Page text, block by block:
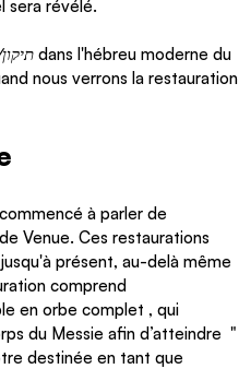
sera révélé.
/תיקון dans l'hébreu moderne du
nous verrons la restauration
à parler de
Venue. Ces restaurations
présent, au-delà même
comprend
en orbe complet , qui
du Messie afin d’atteindre  "
destinée en tant que